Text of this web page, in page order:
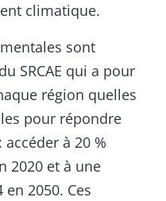
climatique.
sont
SRCAE qui a pour
région quelles
pour répondre
à 20 %
2020 et à une
2050. Ces